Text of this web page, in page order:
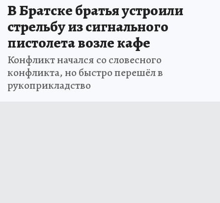
В Братске братья устроили
стрельбу из сигнального
пистолета возле кафе
Конфликт начался со словесного
конфликта, но быстро перешёл в
рукоприкладство